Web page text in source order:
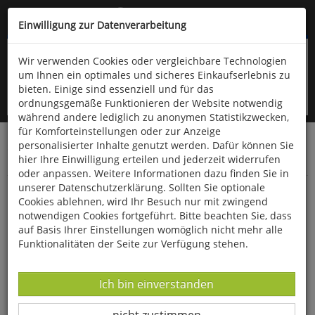
Kompletten Head der Seite überspringen
oder (06766) 9323-960
Startseite Schönes & Dekoratives
Uhren & Schmuck
Schmuck
Armband Drachenhaut-Achat
Einwilligung zur Datenverarbeitung
Wir verwenden Cookies oder vergleichbare Technologien
um Ihnen ein optimales und sicheres Einkaufserlebnis zu
bieten. Einige sind essenziell und für das
ordnungsgemäße Funktionieren der Website notwendig
während andere lediglich zu anonymen Statistikzwecken,
für Komforteinstellungen oder zur Anzeige
personalisierter Inhalte genutzt werden. Dafür können Sie
hier Ihre Einwilligung erteilen und jederzeit widerrufen
oder anpassen. Weitere Informationen dazu finden Sie in
unserer Datenschutzerklärung. Sollten Sie optionale
Cookies ablehnen, wird Ihr Besuch nur mit zwingend
notwendigen Cookies fortgeführt. Bitte beachten Sie, dass
auf Basis Ihrer Einstellungen womöglich nicht mehr alle
Funktionalitäten der Seite zur Verfügung stehen.
Datenverarbeitung -
Ich bin einverstanden